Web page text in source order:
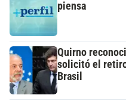
piensa
Quirno
solicitó el
Brasil